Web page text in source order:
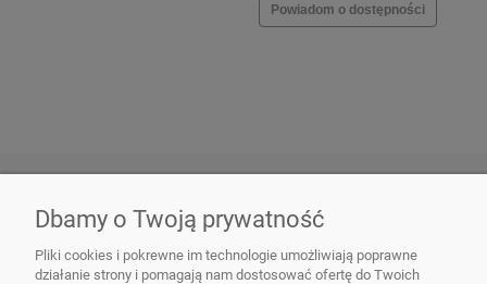
Powiadom o dostępności
Dbamy o Twoją prywatność
Pliki cookies i pokrewne im technologie umożliwiają poprawne
działanie strony i pomagają nam dostosować ofertę do Twoich